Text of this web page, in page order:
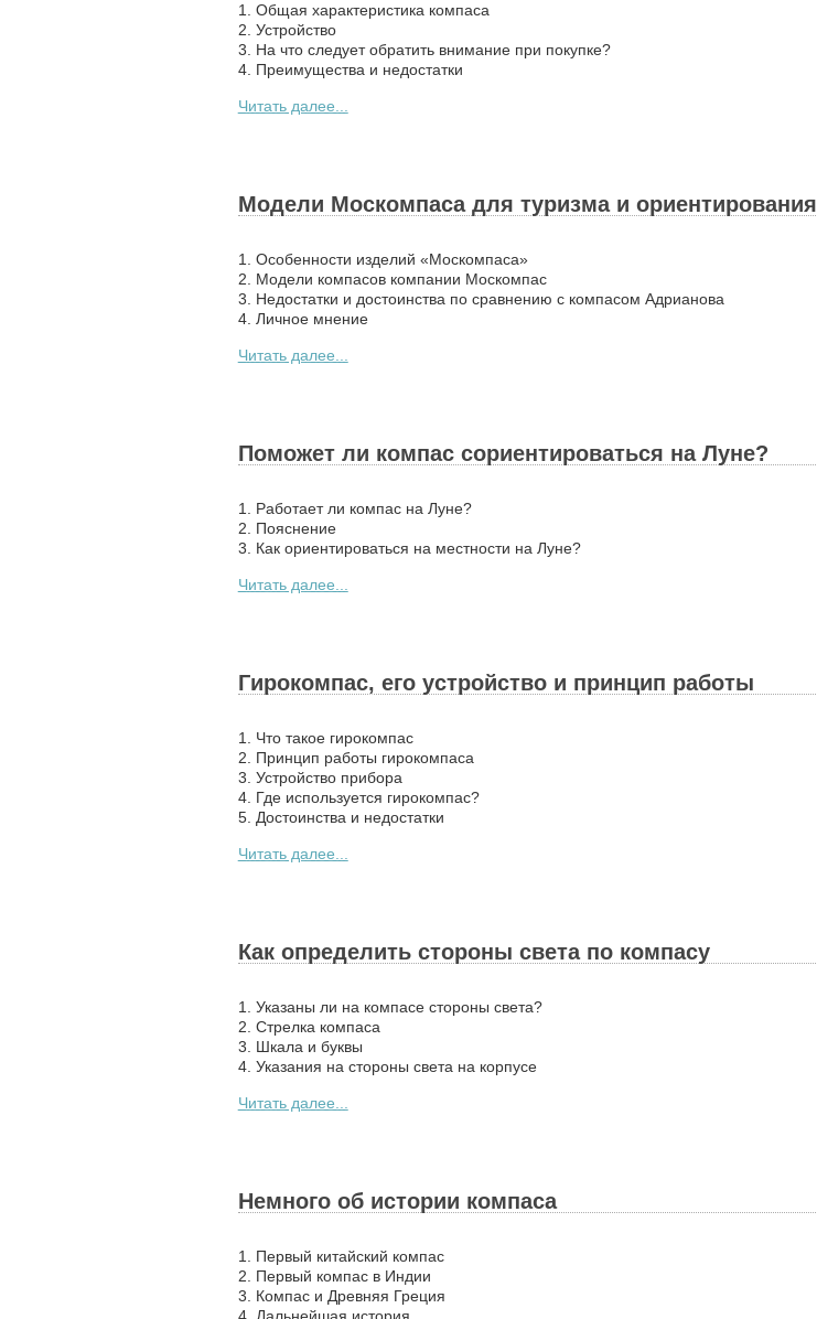
1. Общая характеристика компаса
2. Устройство
3. На что следует обратить внимание при покупке?
4. Преимущества и недостатки
Читать далее...
Модели Москомпаса для туризма и ориентирования
1. Особенности изделий «Москомпаса»
2. Модели компасов компании Москомпас
3. Недостатки и достоинства по сравнению с компасом Адрианова
4. Личное мнение
Читать далее...
Поможет ли компас сориентироваться на Луне?
1. Работает ли компас на Луне?
2. Пояснение
3. Как ориентироваться на местности на Луне?
Читать далее...
Гирокомпас, его устройство и принцип работы
1. Что такое гирокомпас
2. Принцип работы гирокомпаса
3. Устройство прибора
4. Где используется гирокомпас?
5. Достоинства и недостатки
Читать далее...
Как определить стороны света по компасу
1. Указаны ли на компасе стороны света?
2. Стрелка компаса
3. Шкала и буквы
4. Указания на стороны света на корпусе
Читать далее...
Немного об истории компаса
1. Первый китайский компас
2. Первый компас в Индии
3. Компас и Древняя Греция